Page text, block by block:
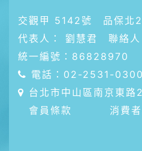
交觀甲 5142號 品保北
代表人： 劉慧君 聯絡人
統一編號：86828970
電話：02-2531-0300
台北市中山區南京東路
會員條款
消費